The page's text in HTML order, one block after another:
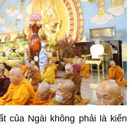
của Ngài không phải là kiến